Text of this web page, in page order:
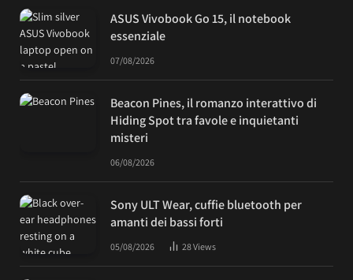
ASUS Vivobook Go 15, il notebook
essenziale
07/08/2026
Beacon Pines, il romanzo interattivo di
Hiding Spot tra favole e inquietanti
misteri
06/08/2026
Sony ULT Wear, cuffie bluetooth per
amanti dei bassi forti
05/08/2026 28Views